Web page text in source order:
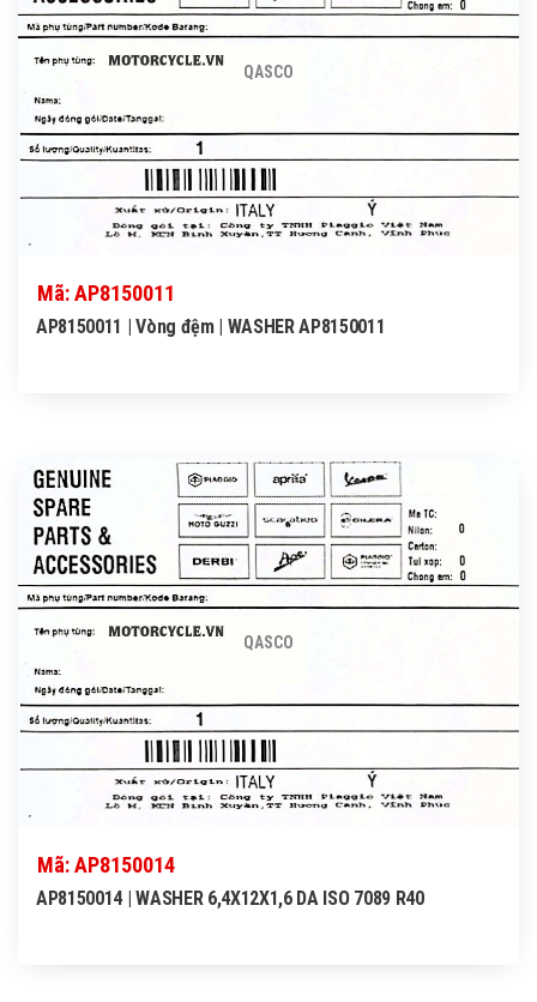
QASCO
Mã: AP8150011
AP8150011 | Vòng đệm | WASHER AP8150011
QASCO
Mã: AP8150014
AP8150014 | WASHER 6,4X12X1,6 DA ISO 7089 R40